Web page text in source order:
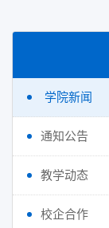
学院新闻
通知公告
教学动态
校企合作